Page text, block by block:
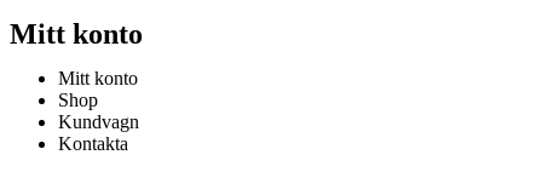
Mitt konto
Mitt konto
Shop
Kundvagn
Kontakta